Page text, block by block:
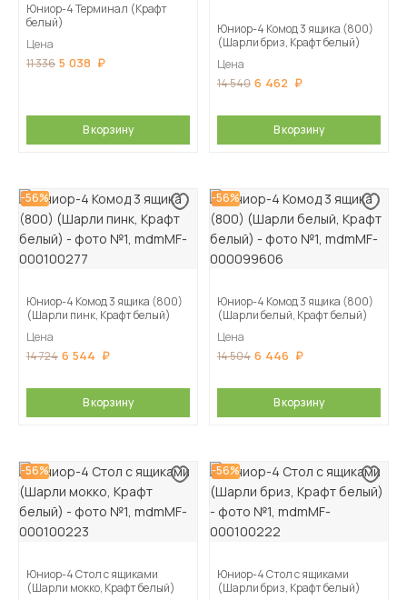
Юниор-4 Терминал (Крафт
белый)
Цена
11 336 5 038
В корзину
Юниор-4 Комод 3 ящика (800)
(Шарли бриз, Крафт белый)
Цена
14 540 6 462
В корзину
-56%
Юниор-4 Комод 3 ящика (800)
(Шарли пинк, Крафт белый)
Цена
14 724 6 544
В корзину
-56%
Юниор-4 Комод 3 ящика (800)
(Шарли белый, Крафт белый)
Цена
14 504 6 446
В корзину
-56%
Юниор-4 Стол с ящиками
(Шарли мокко, Крафт белый)
-56%
Юниор-4 Стол с ящиками
(Шарли бриз, Крафт белый)